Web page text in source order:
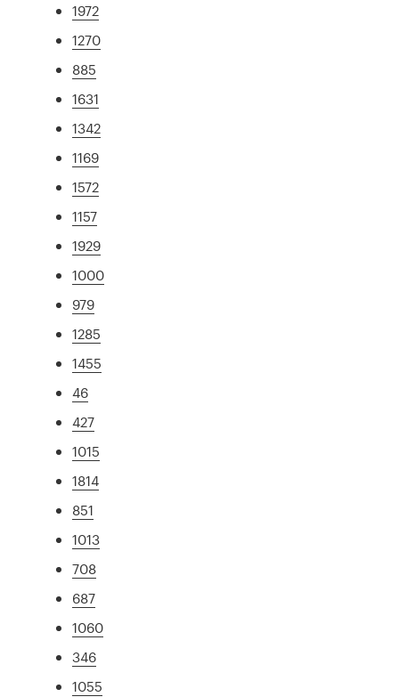
1972
1270
885
1631
1342
1169
1572
1157
1929
1000
979
1285
1455
46
427
1015
1814
851
1013
708
687
1060
346
1055